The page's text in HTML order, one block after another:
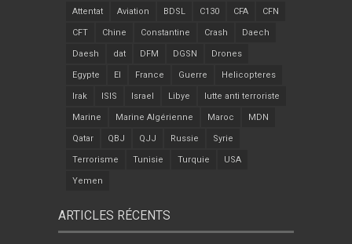
Attentat Aviation BDSL C130 CFA CFN
CFT Chine Constantine Crash Daech
Daesh dat DFM DGSN Drones
Egypte EI France Guerre Helicopteres
Irak ISIS Israel Libye lutte anti terroriste
Marine Marine Algérienne Maroc MDN
Qatar QBJ QJJ Russie Syrie
Terrorisme Tunisie Turquie USA
Yemen
ARTICLES RÉCENTS